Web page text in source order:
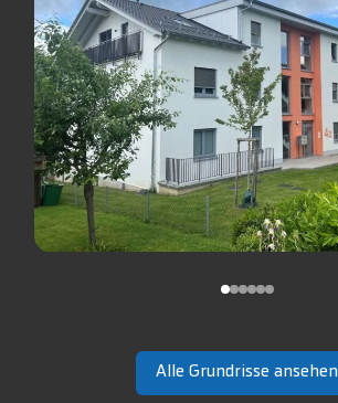
Alle Grundrisse ansehen